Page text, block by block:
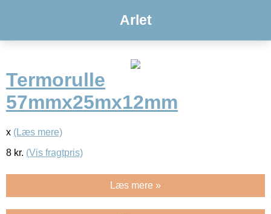
Arlet
Termorulle
57mmx25mx12mm
x (Læs mere)
8 kr. (Vis fragtpris)
Læs mere »